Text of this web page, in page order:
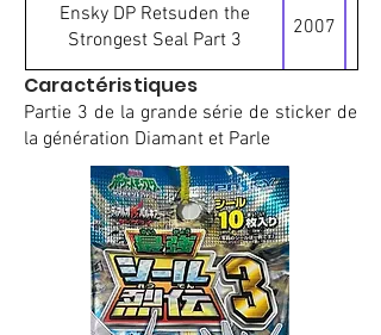
Ensky DP Retsuden the
Strongest Seal Part 3
2007
Caractéristiques
Partie 3 de la grande série de sticker de
la génération Diamant et Parle